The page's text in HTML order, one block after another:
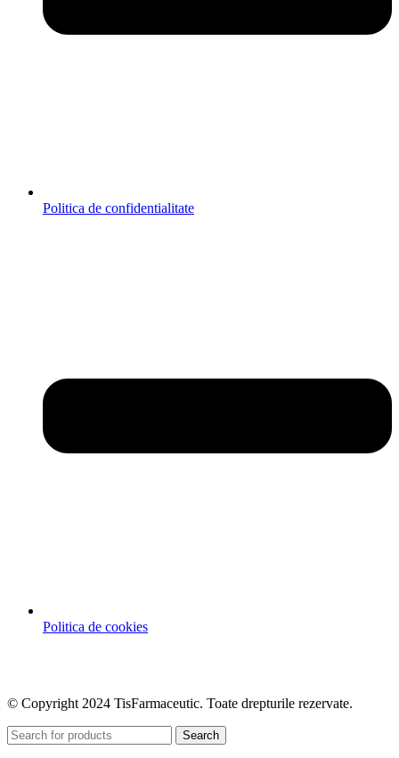
Politica de confidentialitate
Politica de cookies
© Copyright 2024 TisFarmaceutic. Toate drepturile rezervate.
Search